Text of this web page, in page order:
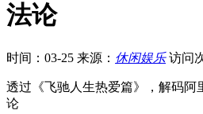
法论
时间：03-25 来源： 休闲娱乐 访问
透过《飞驰人生热爱篇》，解码阿
论